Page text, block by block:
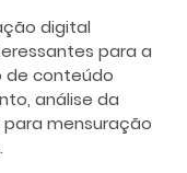
digital
para a
de conteúdo
análise da
mensuração